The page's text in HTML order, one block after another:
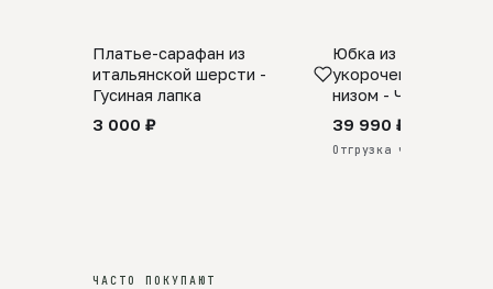
SALE
Платье-сарафан из
итальянской шерсти -
Гусиная лапка
3 000 ₽
ПРЕДЗАКАЗ
Юбка из
укороченная с
низом - Черный
39 990 ₽
Отгрузка через 25 дней
ЧАСТО ПОКУПАЮТ